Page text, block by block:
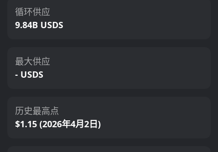
循环供应
9.84B USDS
最大供应
- USDS
历史最高点
$1.15 (2026年4月2日)